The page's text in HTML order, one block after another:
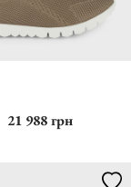
21 988 грн